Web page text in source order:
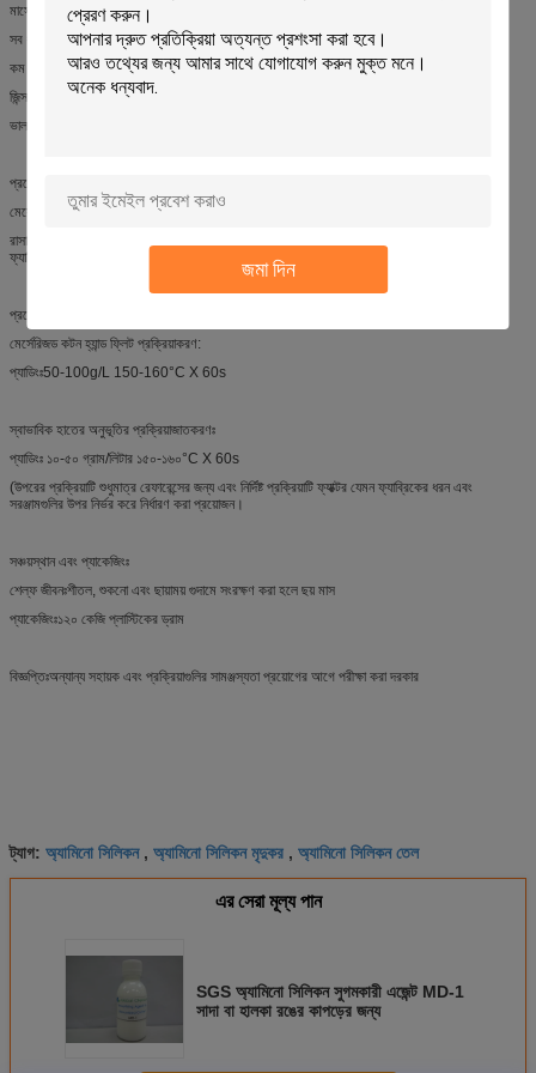
জমা দিন
মার্সেরিজড কটনকে সিল্কি মসৃণতা এবং ড্রেপ অনুভূতি প্রদান করুন
সব ধরনের কাপড়ের জন্য একটি সূক্ষ্ম অনুভূতি দিতে
কম হলুদ, সাদা বা হালকা রঙের কাপড়ের জন্য উপযুক্ত
জিন্স কাপড়ের নরম হাতের অনুভূতি প্রদান করুন
ভাল বিক্রয়, ক্ষারীয় এবং কঠিন জল স্থিতিশীল
প্রয়োগের ক্ষেত্রঃ
মের্সেরিজড কাঠের হাতের ফিনিসিংয়ের জন্য উপযুক্ত
রাসায়নিক ফাইবার ফ্যাব্রিক,বাটন এবং তার মিশ্রিত ফ্যাব্রিকের সমাপ্তির জন্য প্রয়োগ করা হয়, এছাড়াও জিন্স
ফ্যাব্রিক প্রক্রিয়াকরণের জন্য
প্রয়োগঃ
মের্সেরিজড কটন হ্যান্ড ফ্লিট প্রক্রিয়াকরণ:
প্যাডিংঃ50-100g/L 150-160°C X 60s
স্বাভাবিক হাতের অনুভূতির প্রক্রিয়াজাতকরণঃ
প্যাডিংঃ ১০-৫০ গ্রাম/লিটার ১৫০-১৬০°C X 60s
(উপরের প্রক্রিয়াটি শুধুমাত্র রেফারেন্সের জন্য এবং নির্দিষ্ট প্রক্রিয়াটি ফ্যাক্টর যেমন ফ্যাব্রিকের ধরন এবং
সরঞ্জামগুলির উপর নির্ভর করে নির্ধারণ করা প্রয়োজন।
সঞ্চয়স্থান এবং প্যাকেজিংঃ
শেল্ফ জীবনঃশীতল, শুকনো এবং ছায়াময় গুদামে সংরক্ষণ করা হলে ছয় মাস
প্যাকেজিংঃ১২০ কেজি প্লাস্টিকের ড্রাম
বিজ্ঞপ্তিঃঅন্যান্য সহায়ক এবং প্রক্রিয়াগুলির সামঞ্জস্যতা প্রয়োগের আগে পরীক্ষা করা দরকার
ট্যাগ: অ্যামিনো সিলিকন, অ্যামিনো সিলিকন মৃদুকর , অ্যামিনো সিলিকন তেল
এর সেরা মূল্য পান
SGS অ্যামিনো সিলিকন সুগমকারী এজেন্ট MD-1
সাদা বা হালকা রঙের কাপড়ের জন্য